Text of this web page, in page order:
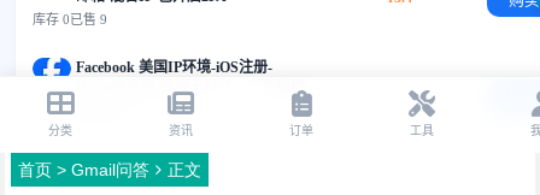
首页> Gmail问答 正文